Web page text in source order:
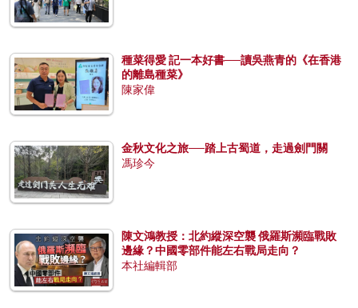
種菜得愛 記一本好書──讀吳燕青的《在香港
的離島種菜》
陳家偉
金秋文化之旅──踏上古蜀道，走過劍門關
馮珍今
陳文鴻教授：北約縱深空襲 俄羅斯瀕臨戰敗
邊緣？中國零部件能左右戰局走向？
本社編輯部